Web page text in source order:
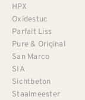
HPX
Oxidestuc
Parfait Liss
Pure & Original
San Marco
SIA
Sichtbeton
Staalmeester